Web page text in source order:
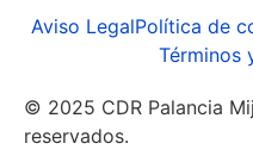
© 2025 CDR Palancia
reservados.
Aviso LegalPolítica de
Términos